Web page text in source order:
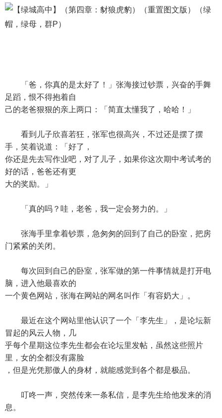
「爸，你真的是太好了！」张海接过钞票，兴奋的手舞
足蹈，恨不得抱着自
己的老爸狠狠的亲上两口：「简直太懂我了，哈哈！」
看到儿子欣喜若狂，张军也很高兴，不过还是摆了摆
手，笑着说道：「好了，
你还是先去写作业吧，对了儿子，如果你这次期中考试考的
好的话，爸爸还有更
大的奖励。」
「真的吗？哇，老爸，我一定会努力的。」
张海手里拿着钞票，急匆匆的回到了自己的卧室，把房
门紧紧的关闭。
每次回到自己的卧室，张军做的第一件事情就是打开电
脑，进入他最喜欢的
一个黄色网站，张海在网站的网名叫作「有容奶大」。
最近在这个网站里他认识了一个「李先生」，是论坛新
冒起的风云人物，几
乎每个星期这位李先生都会在论坛里发帖，虽然这些照片
里，女的全都没有露脸
，但是光凭那傲人的身材，就能感觉到各个都是极品。
叮咚一声，突然传来一条私信，是李先生给他发来的消
息。